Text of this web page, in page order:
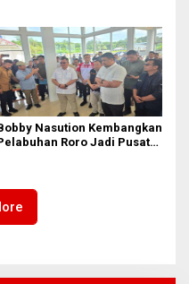
Konsultan dan Komite
Ada
Nasution Kembangkan
Roro Jadi Pusat